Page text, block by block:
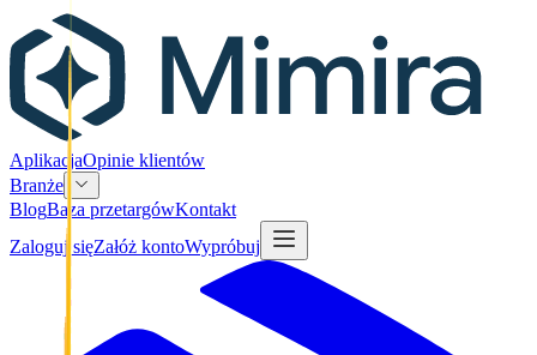
AplikacjaOpinie klientów
Branże
BlogBaza przetargówKontakt
Zaloguj sięZałóż kontoWypróbuj